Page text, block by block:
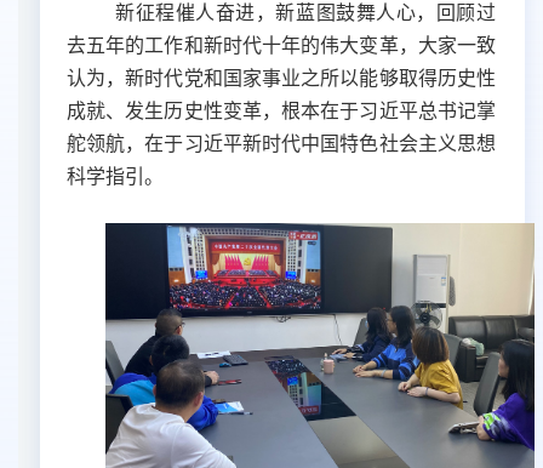
新征程催人奋进，新蓝图鼓舞人心，回顾过
去五年的工作和新时代十年的伟大变革，大家一致
认为，新时代党和国家事业之所以能够取得历史性
成就、发生历史性变革，根本在于习近平总书记掌
舵领航，在于习近平新时代中国特色社会主义思想
科学指引。